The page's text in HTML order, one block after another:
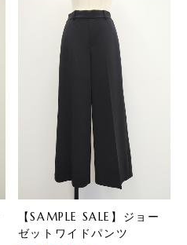
【SAMPLE SALE】ジョー
ゼットワイドパンツ